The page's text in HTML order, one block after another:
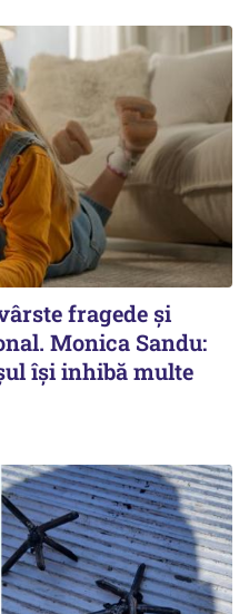
fragede și
Monica Sandu:
își inhibă multe